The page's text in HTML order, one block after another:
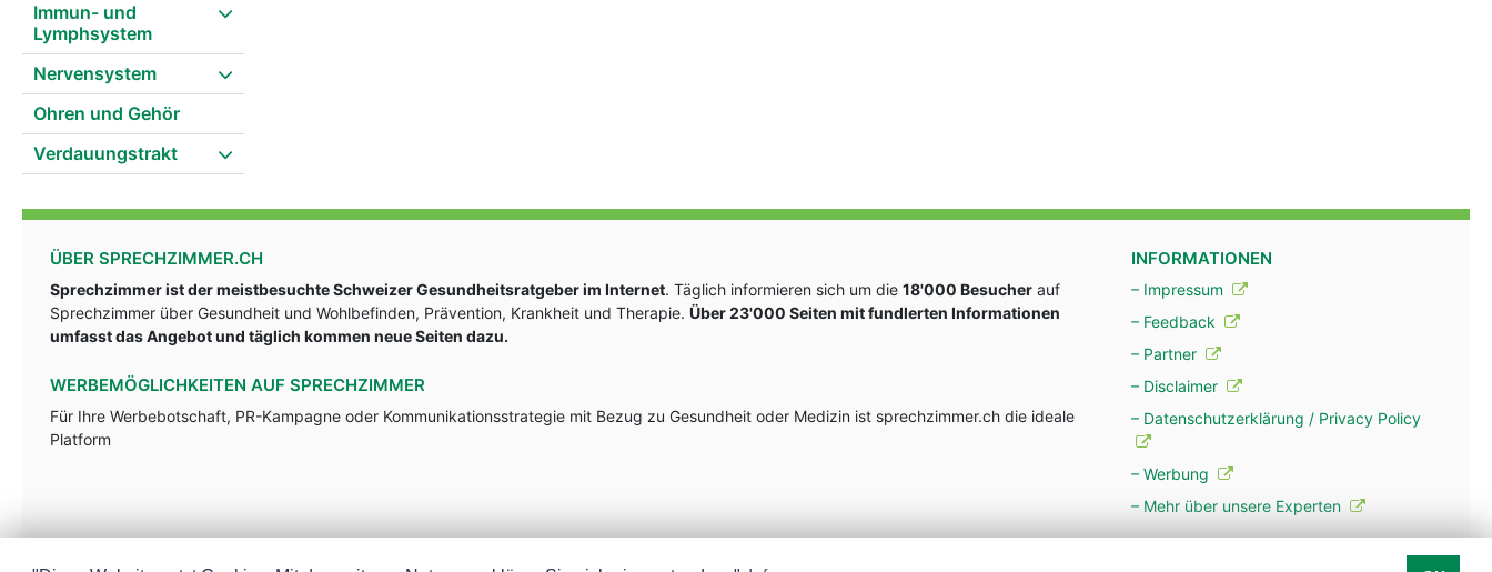
Immun- und
Lymphsystem
Nervensystem
Ohren und Gehör
Verdauungstrakt
ÜBER SPRECHZIMMER.CH
Sprechzimmer ist der meistbesuchte Schweizer Gesundheitsratgeber im Internet. Täglich informieren sich um die 18'000 Besucher auf
Sprechzimmer über Gesundheit und Wohlbefinden, Prävention, Krankheit und Therapie. Über 23'000 Seiten mit fundlerten Informationen
umfasst das Angebot und täglich kommen neue Seiten dazu.
WERBEMÖGLICHKEITEN AUF SPRECHZIMMER
Für Ihre Werbebotschaft, PR-Kampagne oder Kommunikationsstrategie mit Bezug zu Gesundheit oder Medizin ist sprechzimmer.ch die ideale
Platform
INFORMATIONEN
– Impressum
– Feedback
– Partner
– Disclaimer
– Datenschutzerklärung / Privacy Policy
– Werbung
– Mehr über unsere Experten